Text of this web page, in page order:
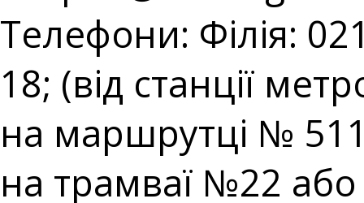
Телефони: Філія:
18; (від станції
на маршрутці № 511;
на трамваї №22 або